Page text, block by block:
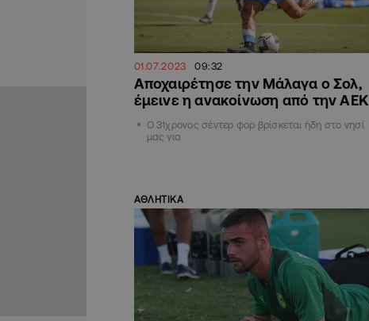
01.07.2023 09:32
Αποχαιρέτησε την Μάλαγα ο Σολ,
έμεινε η ανακοίνωση από την ΑΕΚ
Ο 31χρονος σέντερ φορ βρίσκεται ήδη στο νησί
μας για
ΑΘΛΗΤΙΚΑ